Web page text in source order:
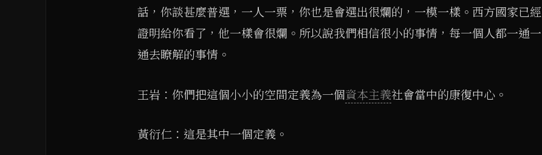
話，你談甚麼普選，一人一票，你也是會選出很爛的，一模一樣。西方國家已經
證明給你看了，他一樣會很爛。所以說我們相信很小的事情，每一個人都一通一
通去瞭解的事情。
王岩：你們把這個小小的空間定義為一個資本主義社會當中的康復中心。
黃衍仁：這是其中一個定義。